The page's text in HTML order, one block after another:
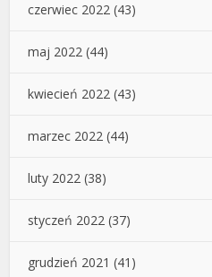
czerwiec 2022 (43)
maj 2022 (44)
kwiecień 2022 (43)
marzec 2022 (44)
luty 2022 (38)
styczeń 2022 (37)
grudzień 2021 (41)